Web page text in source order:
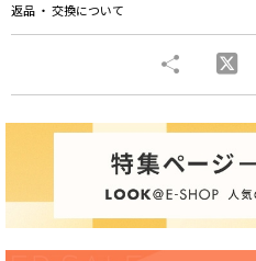
返品 ・ 交換について